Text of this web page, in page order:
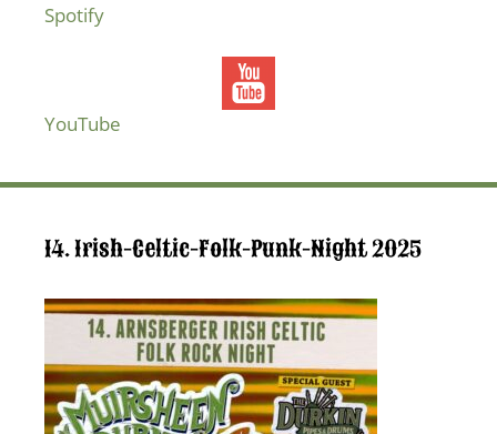
Spotify
YouTube
14. Irish-Celtic-Folk-Punk-Night 2025